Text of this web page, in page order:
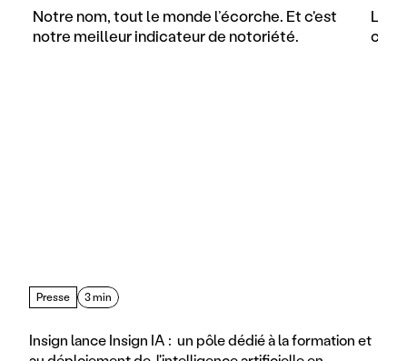
Notre nom, tout le monde l’écorche. Et c'est
notre meilleur indicateur de notoriété.
Les
Presse 3 min
Insign lance Insign IA :  un pôle dédié à la formation et